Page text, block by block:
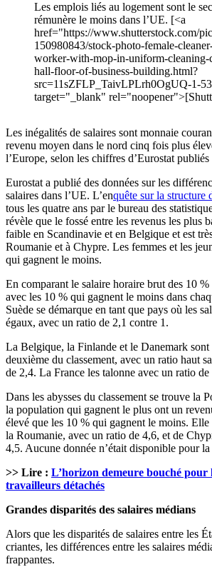
Les emplois liés au logement sont le
rémunère le moins dans l’UE. [<a
href="https://www.shutterstock.com/
150980843/stock-photo-female-
worker-with-mop-in-uniform-cleaning-
hall-floor-of-business-building.html?
src=11sZFLP_TaivLPLrh0OgUQ-1-
target="_blank"
Les inégalités de salaires sont monnaie
revenu moyen dans le nord cinq fois plus
l’Europe, selon les chiffres d’Eurostat
Eurostat a publié des données sur les
salaires dans l’UE. L’enquête sur la structure
tous les quatre ans par le bureau des
révèle que le fossé entre les revenus les plus
faible en Scandinavie et en Belgique et est
Roumanie et à Chypre. Les femmes et les
qui gagnent le moins.
En comparant le salaire horaire brut des 10
avec les 10 % qui gagnent le moins dans
Suède se démarque en tant que pays où les
égaux, avec un ratio de 2,1 contre 1.
La Belgique, la Finlande et le Danemark sont
deuxième du classement, avec un ratio haut
de 2,4. La France les talonne avec un ratio de
Dans les abysses du classement se trouve la
la population qui gagnent le plus ont un
élevé que les 10 % qui gagnent le moins. Elle
la Roumanie, avec un ratio de 4,6, et de
4,5. Aucune donnée n’était disponible pour
>> Lire : L’horizon demeure bouché pour
travailleurs détachés
Grandes disparités des salaires médians
Alors que les disparités de salaires entre les
criantes, les différences entre les salaires
frappantes.